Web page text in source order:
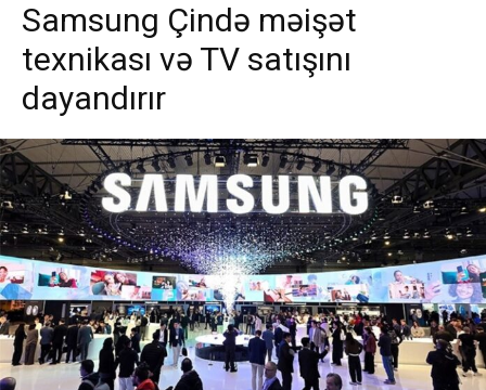
Samsung Çində məişət
texnikası və TV satışını
dayandırır